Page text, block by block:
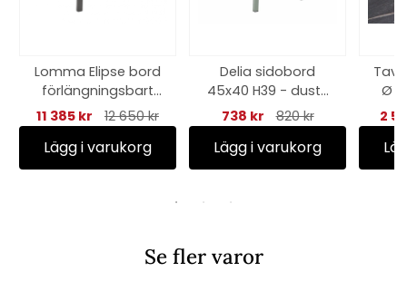
Lomma Elipse bord
förlängningsbart
220-280x110 H73 cm
- antracit
11 385 kr 12 650 kr
Lägg i varukorg
Delia sidobord
45x40 H39 - dusty
green
738 kr 820 kr
Lägg i varukorg
Ø
2
Se fler varor